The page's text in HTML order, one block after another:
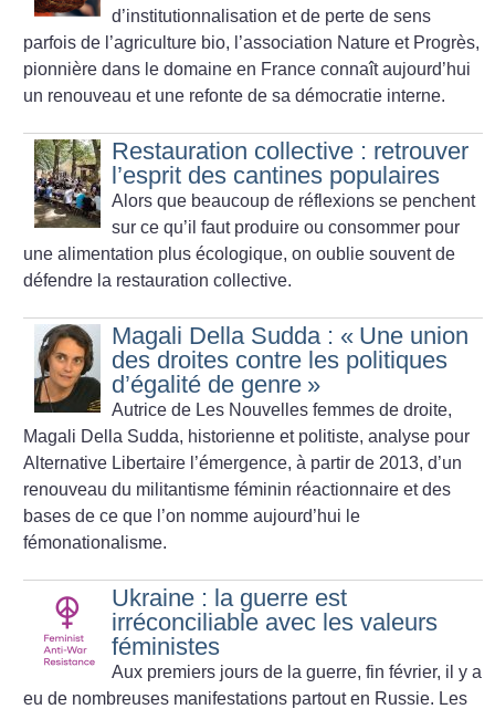
d’institutionnalisation et de perte de sens
parfois de l’agriculture bio, l’association Nature et Progrès,
pionnière dans le domaine en France connaît aujourd’hui
un renouveau et une refonte de sa démocratie interne.
Restauration collective : retrouver
l’esprit des cantines populaires
Alors que beaucoup de réflexions se penchent
sur ce qu’il faut produire ou consommer pour
une alimentation plus écologique, on oublie souvent de
défendre la restauration collective.
Magali Della Sudda : « Une union
des droites contre les politiques
d’égalité de genre »
Autrice de Les Nouvelles femmes de droite,
Magali Della Sudda, historienne et politiste, analyse pour
Alternative Libertaire l’émergence, à partir de 2013, d’un
renouveau du militantisme féminin réactionnaire et des
bases de ce que l’on nomme aujourd’hui le
fémonationalisme.
Ukraine : la guerre est
irréconciliable avec les valeurs
féministes
Aux premiers jours de la guerre, fin février, il y a
eu de nombreuses manifestations partout en Russie. Les